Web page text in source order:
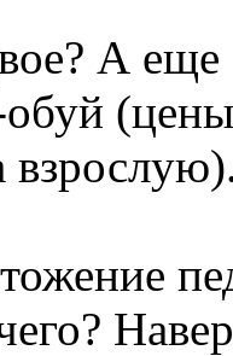
А еще
обуй